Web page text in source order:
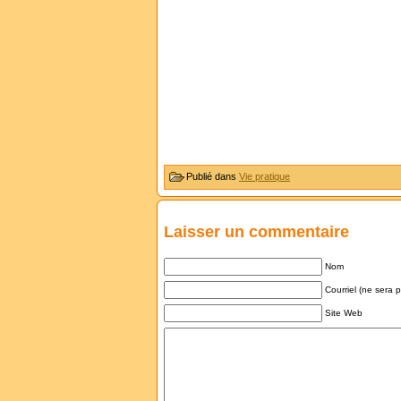
Publié dans Vie pratique
Laisser un commentaire
Nom
Courriel (ne sera
Site Web